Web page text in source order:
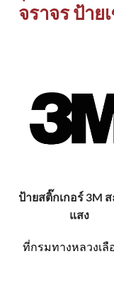
จราจร ป้าย
ป้ายสติ๊กเกอร์ 3M
แสง
ที่กรมทางหลวงเลื